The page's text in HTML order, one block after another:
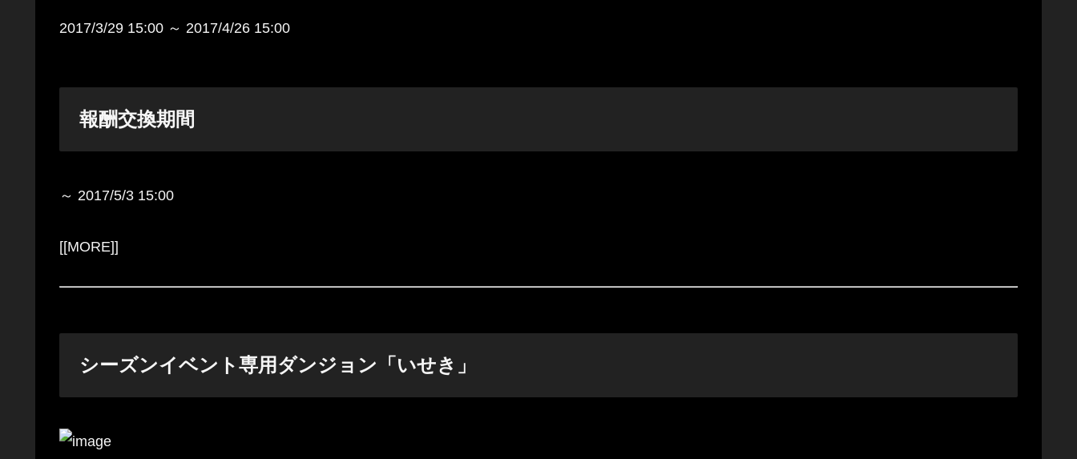
2017/3/29 15:00 ～ 2017/4/26 15:00
報酬交換期間
～ 2017/5/3 15:00
[[MORE]]
シーズンイベント専用ダンジョン「いせき」